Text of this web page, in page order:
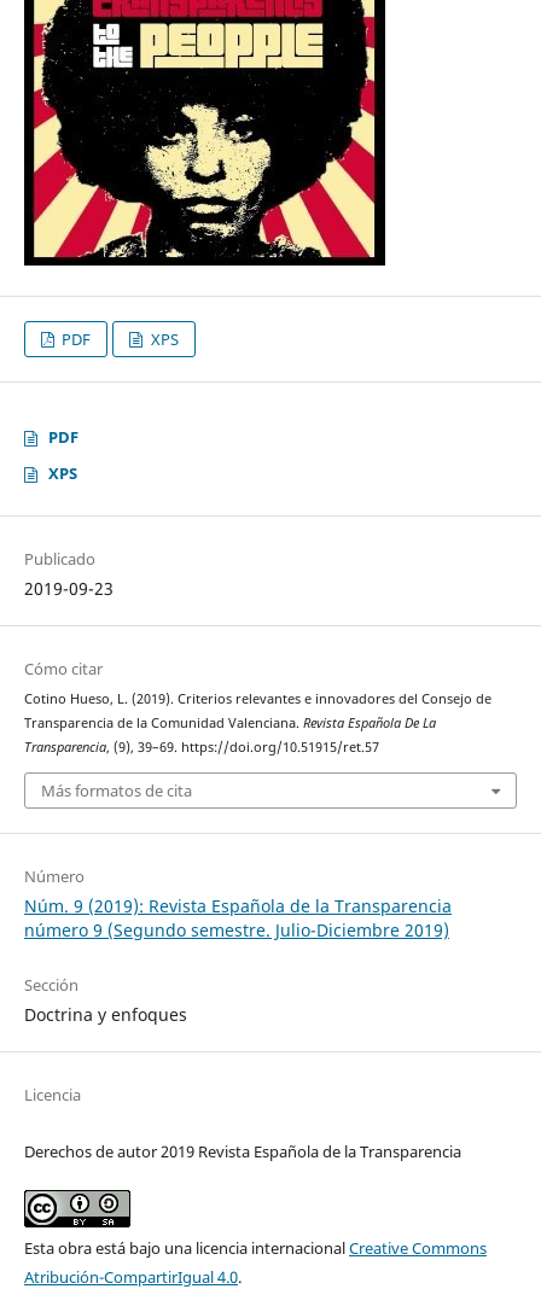
PDF XPS
PDF
XPS
Publicado
2019-09-23
Cómo citar
Cotino Hueso, L. (2019). Criterios relevantes e innovadores del Consejo de
Transparencia de la Comunidad Valenciana. Revista Española De La
Transparencia, (9), 39–69. https://doi.org/10.51915/ret.57
Más formatos de cita
Número
Núm. 9 (2019): Revista Española de la Transparencia
número 9 (Segundo semestre. Julio-Diciembre 2019)
Sección
Doctrina y enfoques
Licencia
Derechos de autor 2019 Revista Española de la Transparencia
Esta obra está bajo una licencia internacionalCreative Commons
Atribución-CompartirIgual 4.0.